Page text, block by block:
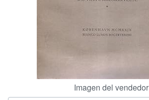
Imagen del vendedor